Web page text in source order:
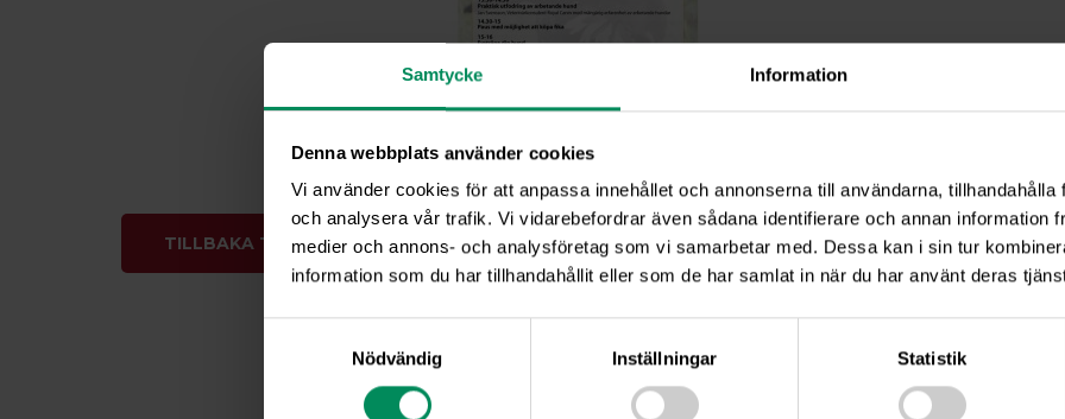
Samtycke Information
Denna webbplats använder cookies
Vi använder cookies för att anpassa innehållet och annonserna till användarna,
och analysera vår trafik. Vi vidarebefordrar även sådana identifierare och annan information
medier och annons- och analysföretag som vi samarbetar med. Dessa kan i sin tur
information som du har tillhandahållit eller som de har samlat in när du har använt deras
Nödvändig
Inställningar Statistik
TILLBAKA TILL NYHETER